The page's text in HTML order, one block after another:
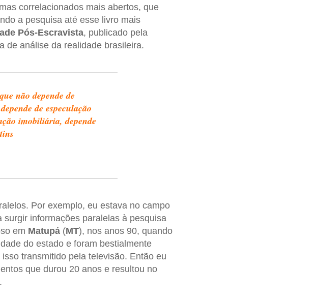
correlacionados mais abertos, que
a pesquisa até esse livro mais
Pós-Escravista, publicado pela
de análise da realidade brasileira.
não depende de
de especulação
imobiliária, depende
Por exemplo, eu estava no campo
informações paralelas à pesquisa
em Matupá(MT), nos anos 90, quando
do estado e foram bestialmente
transmitido pela televisão. Então eu
que durou 20 anos e resultou no
.